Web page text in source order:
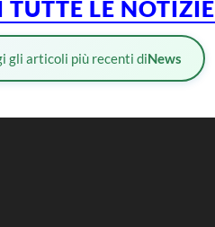
TUTTE LE
gli articoli più recenti diNews